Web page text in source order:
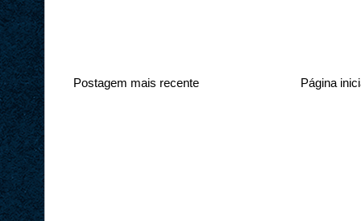
Postagem mais recente Página